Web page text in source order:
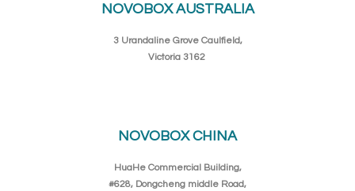
NOVOBOX AUSTRALIA
3 Urandaline Grove Caulfield,
Victoria 3162
NOVOBOX CHINA
HuaHe Commercial Building,
#628, Dongcheng middle Road,